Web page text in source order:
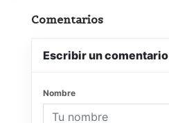
Comentarios
Escribir un comentario
Nombre